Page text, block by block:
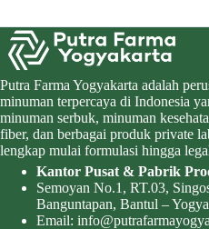
Putra Farma Yogyakarta adalah
minuman terpercaya di Indonesia
minuman serbuk, minuman
fiber, dan berbagai produk private
lengkap mulai formulasi hingga
Kantor Pusat & Pabrik
Semoyan No.1, RT.03,
Banguntapan, Bantul –
Email: